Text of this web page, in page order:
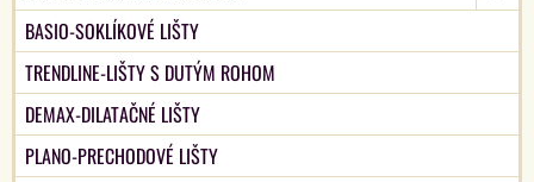
BASIO-SOKLÍKOVÉ LIŠTY
TRENDLINE-LIŠTY S DUTÝM ROHOM
DEMAX-DILATAČNÉ LIŠTY
PLANO-PRECHODOVÉ LIŠTY